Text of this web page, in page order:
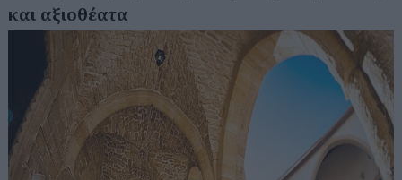
και αξιοθέατα